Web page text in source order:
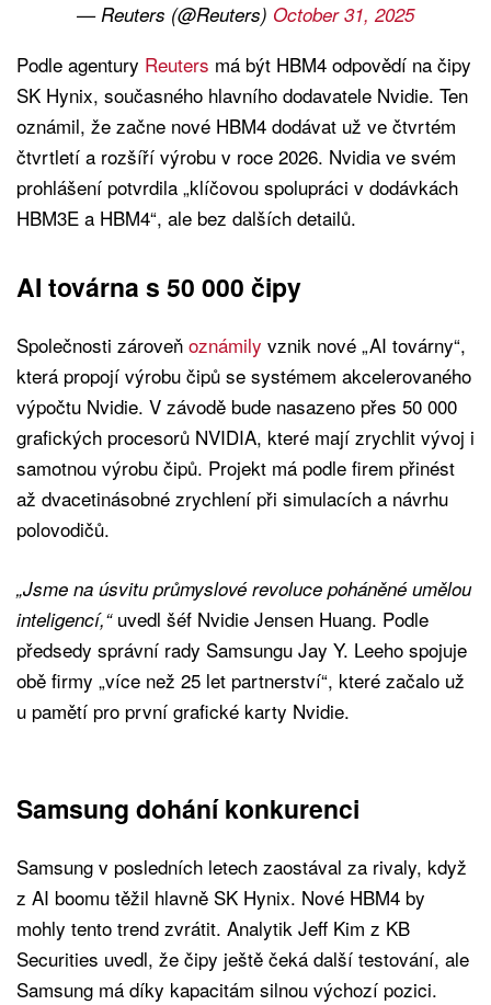
— Reuters (@Reuters) October 31, 2025
Podle agentury Reuters má být HBM4 odpovědí na čipy
SK Hynix, současného hlavního dodavatele Nvidie. Ten
oznámil, že začne nové HBM4 dodávat už ve čtvrtém
čtvrtletí a rozšíří výrobu v roce 2026. Nvidia ve svém
prohlášení potvrdila „klíčovou spolupráci v dodávkách
HBM3E a HBM4“, ale bez dalších detailů.
AI továrna s 50 000 čipy
Společnosti zároveň oznámily vznik nové „AI továrny“,
která propojí výrobu čipů se systémem akcelerovaného
výpočtu Nvidie. V závodě bude nasazeno přes 50 000
grafických procesorů NVIDIA, které mají zrychlit vývoj i
samotnou výrobu čipů. Projekt má podle firem přinést
až dvacetinásobné zrychlení při simulacích a návrhu
polovodičů.
„Jsme na úsvitu průmyslové revoluce poháněné umělou
inteligencí,“uvedl šéf Nvidie Jensen Huang. Podle
předsedy správní rady Samsungu Jay Y. Leeho spojuje
obě firmy „více než 25 let partnerství“, které začalo už
u pamětí pro první grafické karty Nvidie.
Samsung dohání konkurenci
Samsung v posledních letech zaostával za rivaly, když
z AI boomu těžil hlavně SK Hynix. Nové HBM4 by
mohly tento trend zvrátit. Analytik Jeff Kim z KB
Securities uvedl, že čipy ještě čeká další testování, ale
Samsung má díky kapacitám silnou výchozí pozici.